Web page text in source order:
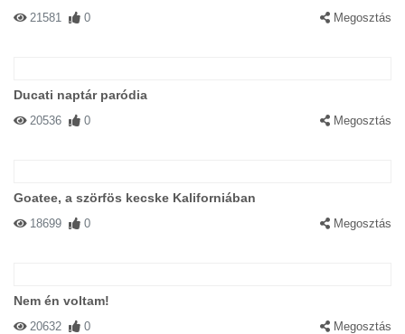
21581 0 Megosztás
Ducati naptár paródia
20536 0 Megosztás
Goatee, a szörfös kecske Kaliforniában
18699 0 Megosztás
Nem én voltam!
20632 0 Megosztás